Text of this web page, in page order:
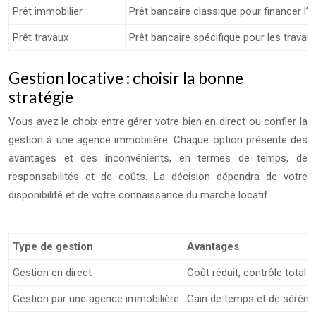
Prêt immobilier Prêt bancaire classique pour financer
Prêt travaux Prêt bancaire spécifique pour les
Gestion locative : choisir la bonne
stratégie
Vous avez le choix entre gérer votre bien en direct ou confier la
gestion à une agence immobilière. Chaque option présente des
avantages et des inconvénients, en termes de temps, de
responsabilités et de coûts. La décision dépendra de votre
disponibilité et de votre connaissance du marché locatif.
Type de gestion Avantages
Gestion en direct Coût réduit, contrôle total
Gestion par une agence immobilière Gain de temps et de